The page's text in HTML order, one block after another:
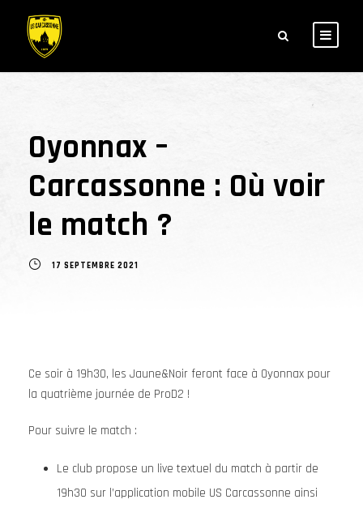
Oyonnax –
Carcassonne : Où voir
le match ?
17 SEPTEMBRE 2021
Ce soir à 19h30, les Jaune&Noir feront face à Oyonnax pour
la quatrième journée de ProD2 !
Pour suivre le match :
Le club propose un live textuel du match à partir de
19h30 sur l’application mobile US Carcassonne ainsi